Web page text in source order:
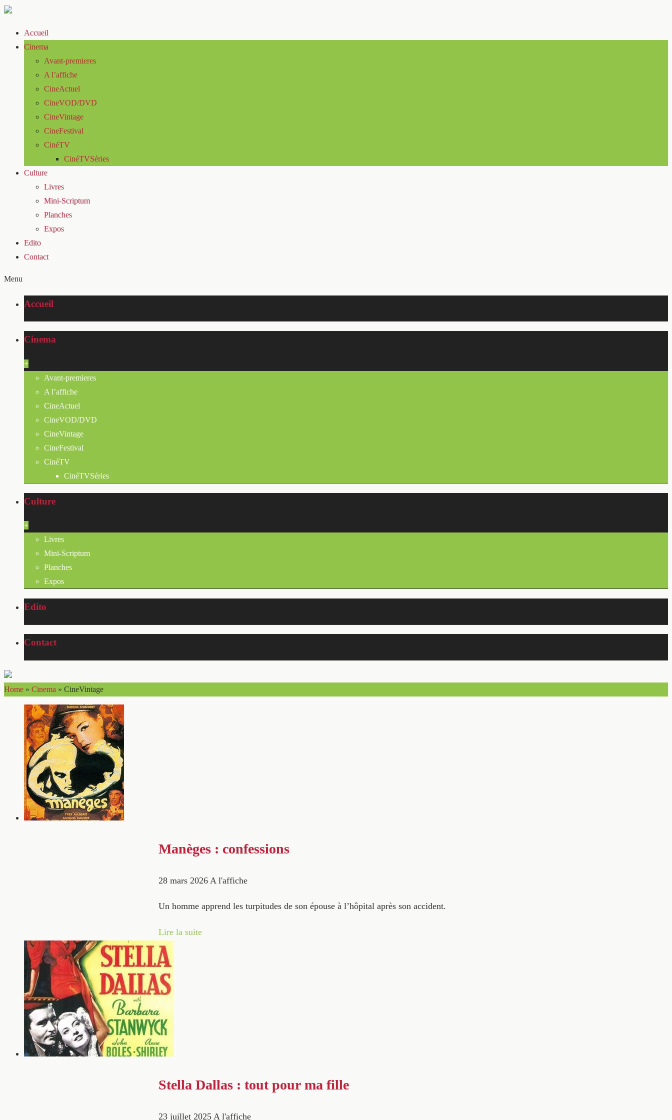
Accueil
Cinema
Avant-premieres
A l’affiche
CineActuel
CineVOD/DVD
CineVintage
CineFestival
CinéTV
CinéTVSéries
Culture
Livres
Mini-Scriptum
Planches
Expos
Edito
Contact
Menu
Accueil
Cinema
+
Avant-premieres
A l’affiche
CineActuel
CineVOD/DVD
CineVintage
CineFestival
CinéTV
CinéTVSéries
Culture
+
Livres
Mini-Scriptum
Planches
Expos
Edito
Contact
Home » Cinema » CineVintage
Manèges : confessions
28 mars 2026 A l'affiche
Un homme apprend les turpitudes de son épouse à l’hôpital après son accident.
Lire la suite
Stella Dallas : tout pour ma fille
23 juillet 2025 A l'affiche